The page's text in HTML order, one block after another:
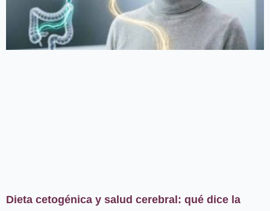
Dieta cetogénica y salud cerebral: qué dice la